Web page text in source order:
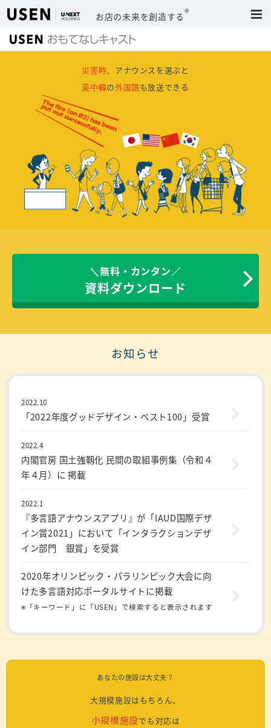
お店の未来を創造する®
災害時、 アナウンスを選ぶと
英中韓の外国語も放送できる
＼無料・カンタン／
資料ダウンロード
お知らせ
2022.10
「2022年度グッドデザイン・ベスト100」受賞
2022.4
内閣官房 国土強靱化 民間の取組事例集（令和４
年４月）に 掲載
2022.1
『多言語アナウンスアプリ』が「IAUD国際デザ
イン賞2021」において「インタラクションデザ
イン部門 銀賞」を受賞
2020年オリンピック・パラリンピック大会に向
けた多言語対応ポータルサイトに掲載
※「キーワード」に「USEN」で検索すると表示されます
あなたの施設は大丈夫？
大規模施設はもちろん、
小規模施設でも対応は